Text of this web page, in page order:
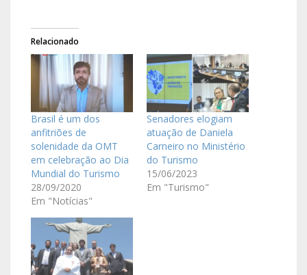
Relacionado
Brasil é um dos
anfitriões de
solenidade da OMT
em celebração ao Dia
Mundial do Turismo
28/09/2020
Em "Notícias"
Senadores elogiam
atuação de Daniela
Carneiro no Ministério
do Turismo
15/06/2023
Em "Turismo"